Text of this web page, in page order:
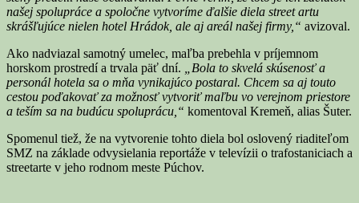
našej spolupráce a spoločne vytvoríme ďalšie diela street artu
skrášľujúce nielen hotel Hrádok, ale aj areál našej firmy,“ avizoval.
Ako nadviazal samotný umelec, maľba prebehla v príjemnom
horskom prostredí a trvala päť dní. „Bola to skvelá skúsenosť a
personál hotela sa o mňa vynikajúco postaral. Chcem sa aj touto
cestou poďakovať za možnosť vytvoriť maľbu vo verejnom priestore
a teším sa na budúcu spoluprácu,“ komentoval Kremeň, alias Šuter.
Spomenul tiež, že na vytvorenie tohto diela bol oslovený riaditeľom
SMZ na základe odvysielania reportáže v televízii o trafostaniciach a
streetarte v jeho rodnom meste Púchov.